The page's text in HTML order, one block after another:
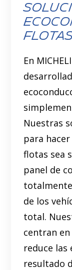
Flotas
En
Nuestras
para
flotas sea
panel de
de los
total.
centran
reduce las
resultado